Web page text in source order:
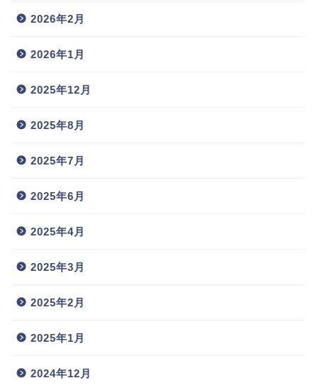
2026年2月
2026年1月
2025年12月
2025年8月
2025年7月
2025年6月
2025年4月
2025年3月
2025年2月
2025年1月
2024年12月